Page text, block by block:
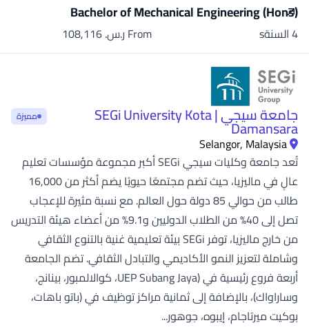
Bachelor of Mechanical Engineering (Hons)
4 السنةs From ر.س.‏ 108,116
جامعة سيجي | SEGi University Kota
Damansara مميزة
Selangor, Malaysia
تُعد جامعة وكليات سيجي SEGi أكبر مجموعة مؤسسات تعليم
عالٍ في ماليزيا، حيث تضم مجتمعًا حيويًا يضم أكثر من 16,000
طالب من حوالي 85 دولة حول العالم. مع نسبة مثيرة للإعجاب
تصل إلى 40% من الطلاب الدوليين و9.1% من أعضاء هيئة التدريس
من خارج ماليزيا، توفر SEGi بيئة تعليمية غنية بالتنوع الثقافي
وشاملة لتعزيز النمو الأكاديمي والتبادل الثقافي. تضم الجامعة
أربعة فروع رئيسية في (UEP Subang Jaya، كوالالمبور، بينانج،
وساراواك)، بالإضافة إلى ثمانية مراكز توظيف في (باتو باهات،
بوكيت ميرتاجام، إيبوه، جوهور...